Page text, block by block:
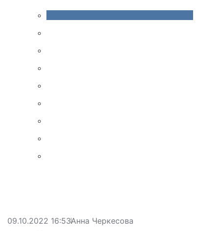
09.10.2022 16:53Анна Черкесова